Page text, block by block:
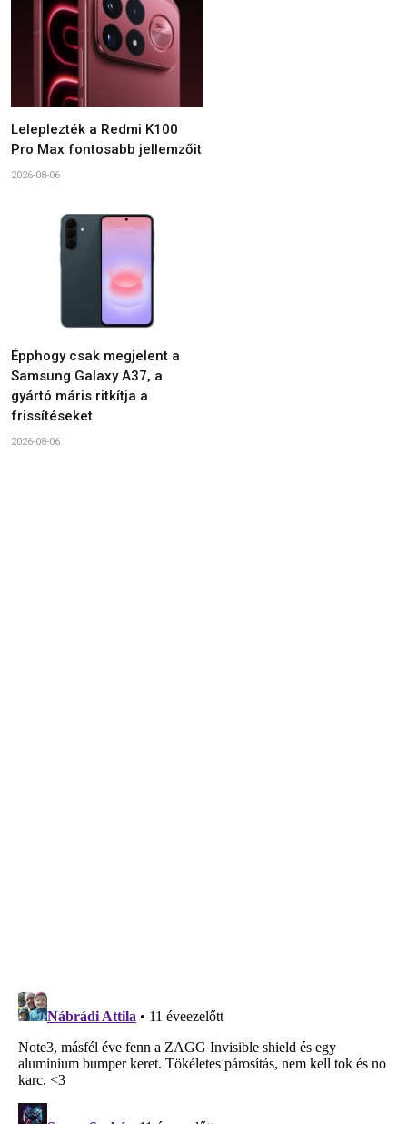
Leleplezték a Redmi K100
Pro Max fontosabb jellemzőit
2026-08-06
Épphogy csak megjelent a
Samsung Galaxy A37, a
gyártó máris ritkítja a
frissítéseket
2026-08-06